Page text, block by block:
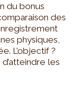
du bonus
des
physiques,
L’objectif ?
les